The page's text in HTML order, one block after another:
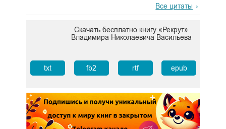
Все цитаты
Скачать бесплатно книгу «Рекрут»
Владимира Николаевича Васильева
txt fb2 rtf epub